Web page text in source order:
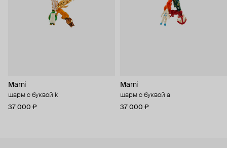
Marni
шарм с буквой k
37 000 ₽
Marni
шарм с буквой a
37 000 ₽